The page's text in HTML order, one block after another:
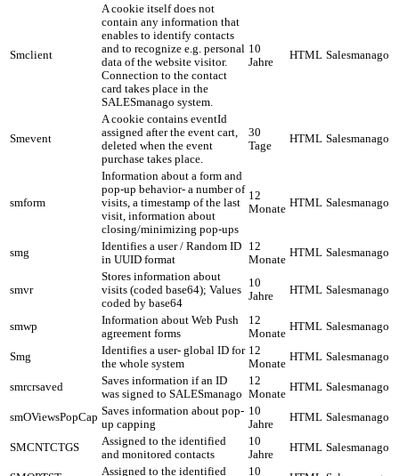
Smclient
A cookie itself does not
contain any information that
enables to identify contacts
and to recognize e.g. personal
data of the website visitor.
Connection to the contact
card takes place in the
SALESmanago system.
10
Jahre
HTML Salesmanago
Smevent
A cookie contains eventId
assigned after the event cart,
deleted when the event
purchase takes place.
30
Tage
HTML Salesmanago
smform
Information about a form and
pop-up behavior- a number of
visits, a timestamp of the last
visit, information about
closing/minimizing pop-ups
12
Monate HTML Salesmanago
smg
Identifies a user / Random ID
in UUID format
12
Monate
HTML Salesmanago
smvr
Stores information about
visits (coded base64); Values
coded by base64
10
Jahre
HTML Salesmanago
smwp
Information about Web Push
agreement forms
12
Monate
HTML Salesmanago
Smg
Identifies a user- global ID for
the whole system
12
Monate
HTML Salesmanago
smrcrsaved
Saves information if an ID
was signed to SALESmanago
12
Monate
HTML Salesmanago
smOViewsPopCap Saves information about pop-
up capping
10
Jahre
HTML Salesmanago
SMCNTCTGS
Assigned to the identified
and monitored contacts
10
Jahre
HTML Salesmanago
Assigned to the identified 10